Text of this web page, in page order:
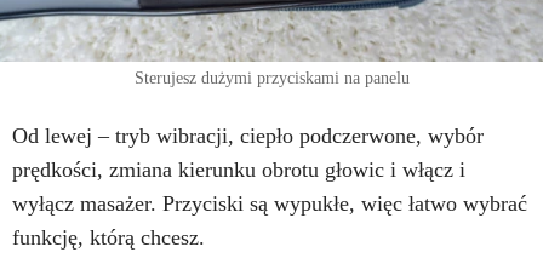
Sterujesz dużymi przyciskami na panelu
Od lewej – tryb wibracji, ciepło podczerwone, wybór
prędkości, zmiana kierunku obrotu głowic i włącz i
wyłącz masażer. Przyciski są wypukłe, więc łatwo wybrać
funkcję, którą chcesz.